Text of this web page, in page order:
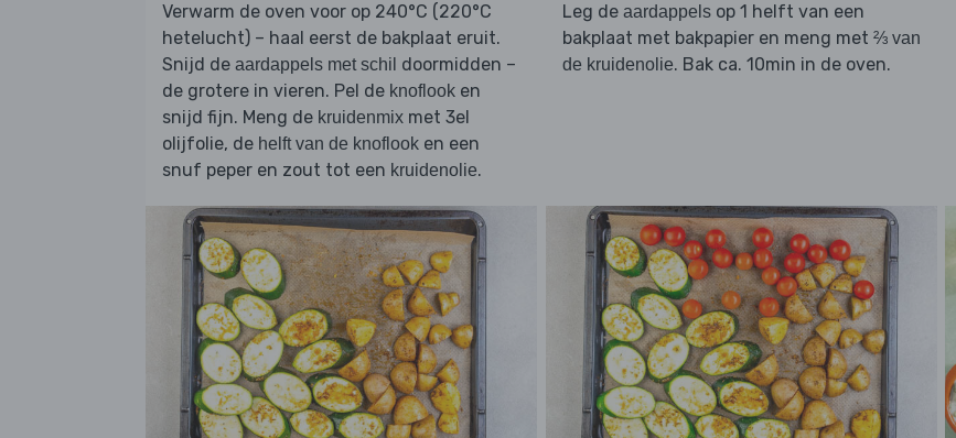
Verwarm de oven voor op 240°C (220°C
hetelucht) – haal eerst de bakplaat eruit.
Snijd de aardappels met schil doormidden –
de grotere in vieren. Pel de knoflook en
snijd fijn. Meng de kruidenmix met 3el
olijfolie, de helft van de knoflook en een
snuf peper en zout tot een kruidenolie.
Leg de aardappelsop 1 helft van een
bakplaat met bakpapier en meng met ⅔ van
de kruidenolie. Bak ca. 10min in de oven.